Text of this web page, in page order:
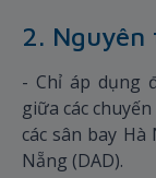
2. Nguyên
- Chỉ áp dụng
giữa các
các sân bay Hà
Nẵng (DAD).